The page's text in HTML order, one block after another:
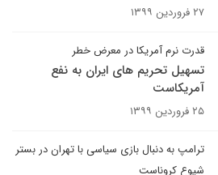
۲۷ فروردین ۱۳۹۹
قدرت نرم آمریکا در معرض خطر
تسهیل تحریم های ایران به نفع
آمریکاست
۲۵ فروردین ۱۳۹۹
ترامپ به دنبال بازی سیاسی با تهران در بستر
شیوع کروناست